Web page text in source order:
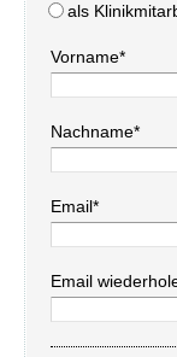
als
Vorname*
Nachname*
Email*
Email